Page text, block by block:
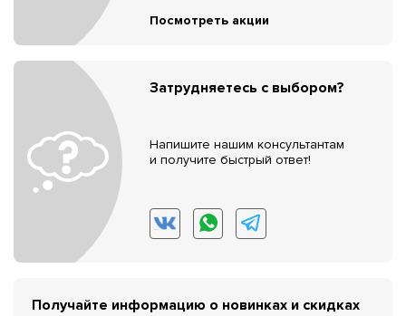
Посмотреть акции
Затрудняетесь с выбором?
Напишите нашим консультантам
и получите быстрый ответ!
Получайте информацию о новинках и скидках